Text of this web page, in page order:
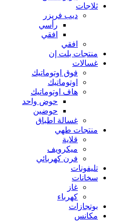
ثلاجات
ديب فريزر
رأسي
افقي
افقي
منتجات بلت إن
غسالات
فوق اوتوماتيك
اوتوماتيك
هاف اوتوماتيك
حوض واحد
حوضين
غسالة اطباق
منتجات طهي
قلاية
ميكرويف
فرن كهربائي
تليفونات
سخانات
غاز
كهرباء
بوتجازات
مكانس